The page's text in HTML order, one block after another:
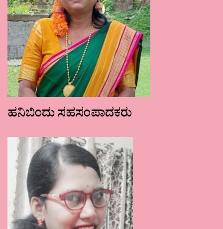
ಹನಿಬಿಂದು ಸಹಸಂಪಾದಕರು